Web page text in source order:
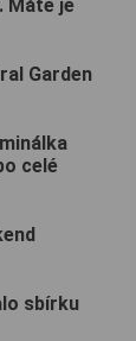
Máte je
Garden
celé
sbírku